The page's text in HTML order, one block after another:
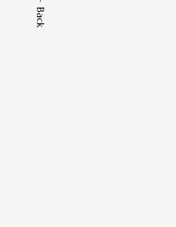
Back